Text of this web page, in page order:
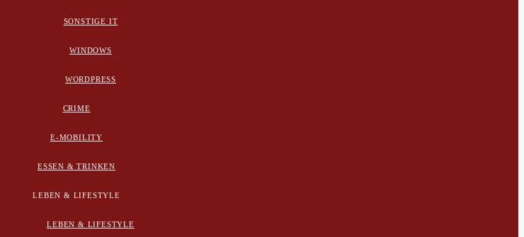
SONSTIGE IT
WINDOWS
WORDPRESS
CRIME
E-MOBILITY
ESSEN & TRINKEN
LEBEN & LIFESTYLE
LEBEN & LIFESTYLE